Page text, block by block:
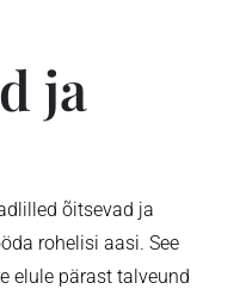
ja
õitsevad ja
rohelisi aasi. See
elule pärast talveund